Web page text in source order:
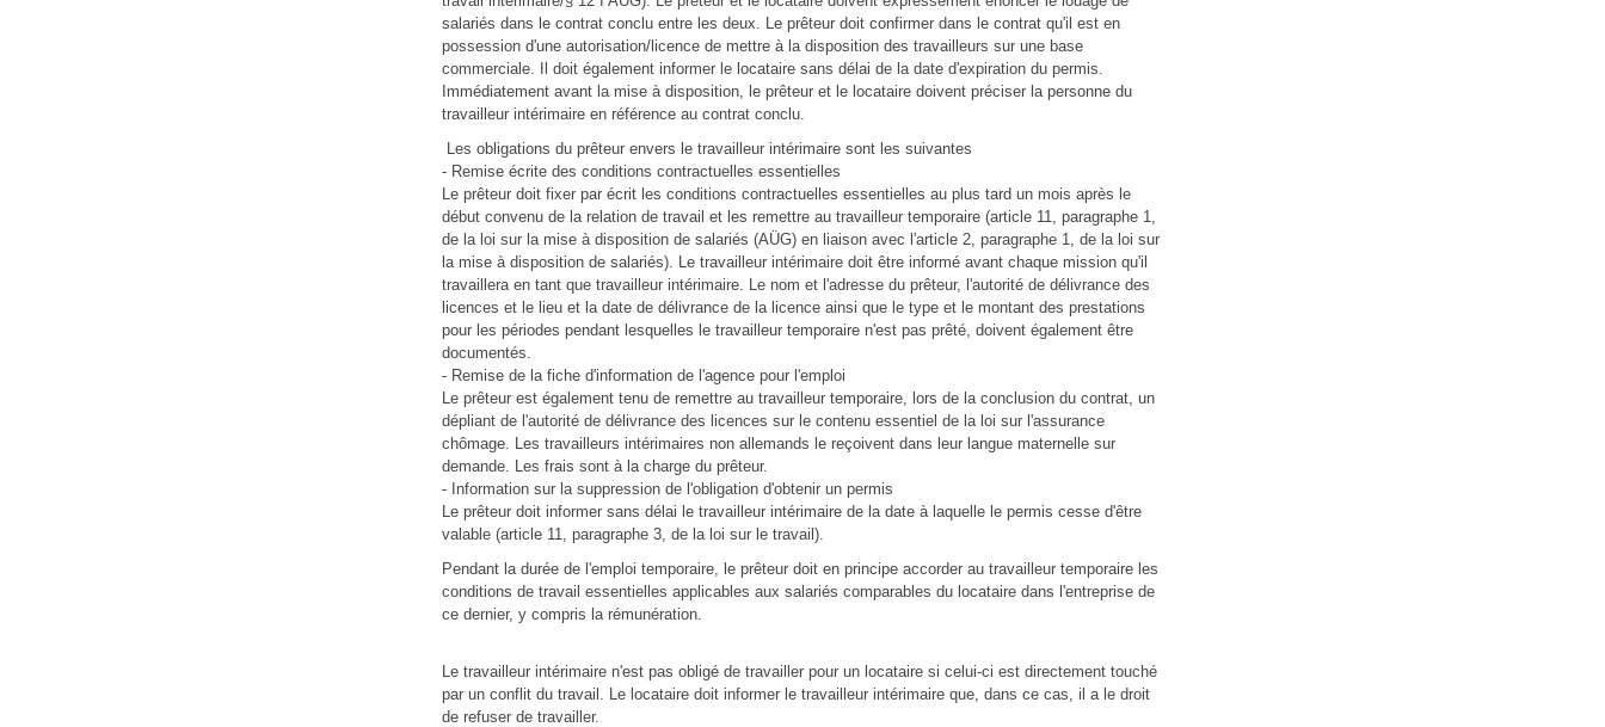
salariés dans le contrat conclu entre les deux. Le prêteur doit confirmer dans le contrat qu'il est en
possession d'une autorisation/licence de mettre à la disposition des travailleurs sur une base
commerciale. Il doit également informer le locataire sans délai de la date d'expiration du permis.
Immédiatement avant la mise à disposition, le prêteur et le locataire doivent préciser la personne du
travailleur intérimaire en référence au contrat conclu.
Les obligations du prêteur envers le travailleur intérimaire sont les suivantes
- Remise écrite des conditions contractuelles essentielles
Le prêteur doit fixer par écrit les conditions contractuelles essentielles au plus tard un mois après le
début convenu de la relation de travail et les remettre au travailleur temporaire (article 11, paragraphe 1,
de la loi sur la mise à disposition de salariés (AÜG) en liaison avec l'article 2, paragraphe 1, de la loi sur
la mise à disposition de salariés). Le travailleur intérimaire doit être informé avant chaque mission qu'il
travaillera en tant que travailleur intérimaire. Le nom et l'adresse du prêteur, l'autorité de délivrance des
licences et le lieu et la date de délivrance de la licence ainsi que le type et le montant des prestations
pour les périodes pendant lesquelles le travailleur temporaire n'est pas prêté, doivent également être
documentés.
- Remise de la fiche d'information de l'agence pour l'emploi
Le prêteur est également tenu de remettre au travailleur temporaire, lors de la conclusion du contrat, un
dépliant de l'autorité de délivrance des licences sur le contenu essentiel de la loi sur l'assurance
chômage. Les travailleurs intérimaires non allemands le reçoivent dans leur langue maternelle sur
demande. Les frais sont à la charge du prêteur.
- Information sur la suppression de l'obligation d'obtenir un permis
Le prêteur doit informer sans délai le travailleur intérimaire de la date à laquelle le permis cesse d'être
valable (article 11, paragraphe 3, de la loi sur le travail).
Pendant la durée de l'emploi temporaire, le prêteur doit en principe accorder au travailleur temporaire les
conditions de travail essentielles applicables aux salariés comparables du locataire dans l'entreprise de
ce dernier, y compris la rémunération.
Le travailleur intérimaire n'est pas obligé de travailler pour un locataire si celui-ci est directement touché
par un conflit du travail. Le locataire doit informer le travailleur intérimaire que, dans ce cas, il a le droit
de refuser de travailler.